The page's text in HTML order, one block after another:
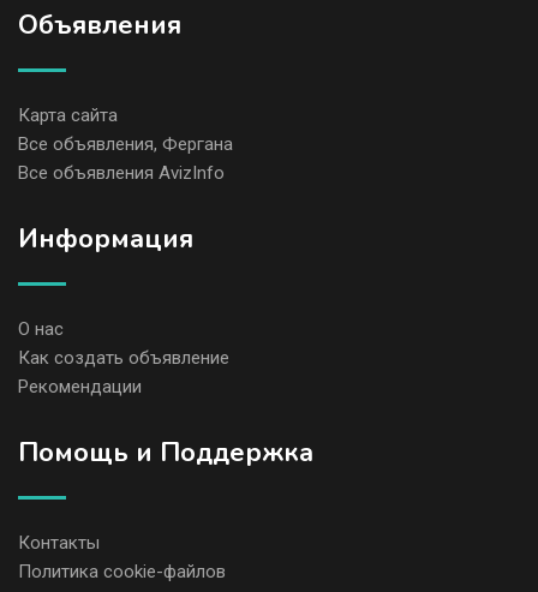
Объявления
Карта сайта
Все объявления, Фергана
Все объявления AvizInfo
Информация
О нас
Как создать объявление
Рекомендации
Помощь и Поддержка
Контакты
Политика cookie-файлов